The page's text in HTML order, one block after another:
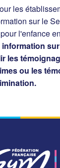
les
sur le
l'enfance
information
les
ou les